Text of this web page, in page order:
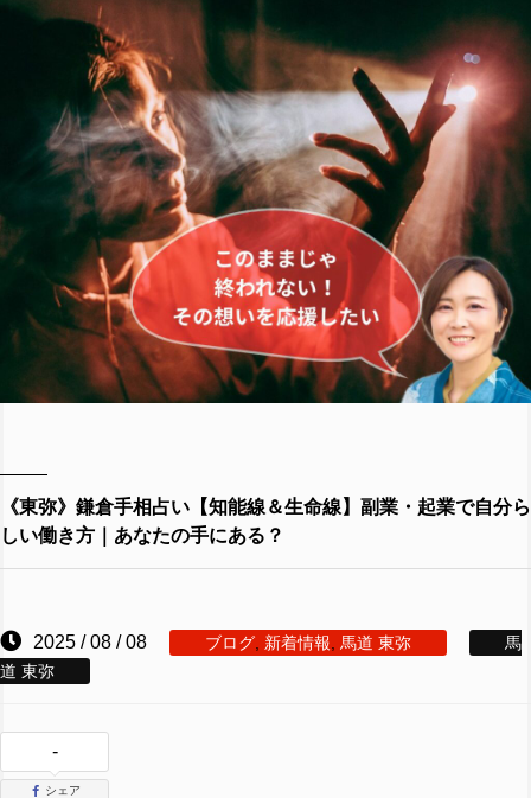
《東弥》鎌倉手相占い【知能線＆生命線】副業・起業で自分ら
しい働き方｜あなたの手にある？
2025 / 08 / 08 ブログ 新着情報 馬道 東弥
馬
道 東弥
-
シェア